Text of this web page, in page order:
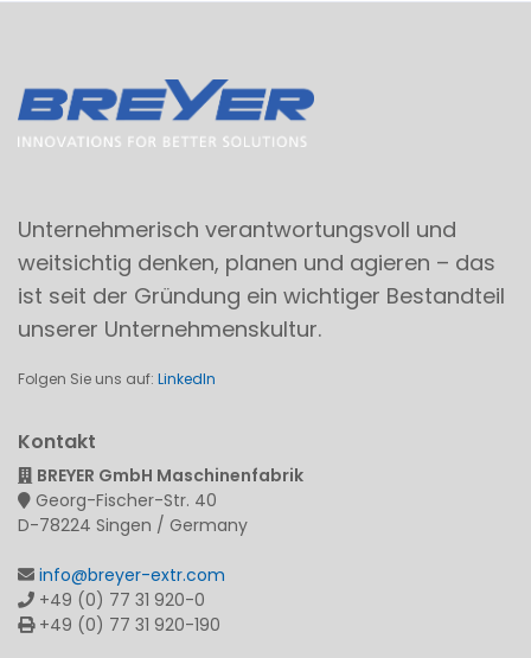
Unternehmerisch verantwortungsvoll und
weitsichtig denken, planen und agieren – das
ist seit der Gründung ein wichtiger Bestandteil
unserer Unternehmenskultur.
Folgen Sie uns auf: LinkedIn
Kontakt
BREYER GmbH Maschinenfabrik
Georg-Fischer-Str. 40
D-78224 Singen / Germany
info@breyer-extr.com
+49 (0) 77 31 920-0
+49 (0) 77 31 920-190